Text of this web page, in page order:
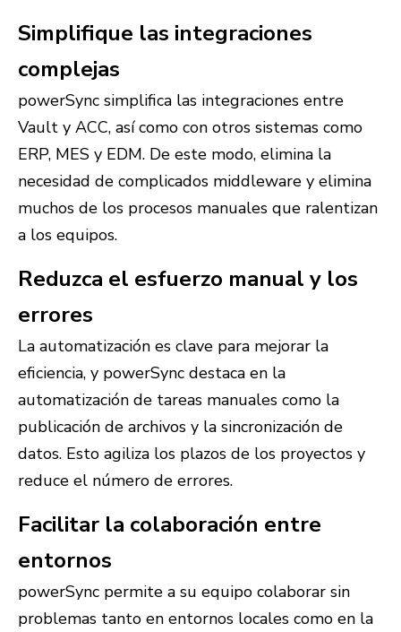
Simplifique las integraciones
complejas
powerSync simplifica las integraciones entre
Vault y ACC, así como con otros sistemas como
ERP, MES y EDM. De este modo, elimina la
necesidad de complicados middleware y elimina
muchos de los procesos manuales que ralentizan
a los equipos.
Reduzca el esfuerzo manual y los
errores
La automatización es clave para mejorar la
eficiencia, y powerSync destaca en la
automatización de tareas manuales como la
publicación de archivos y la sincronización de
datos. Esto agiliza los plazos de los proyectos y
reduce el número de errores.
Facilitar la colaboración entre
entornos
powerSync permite a su equipo colaborar sin
problemas tanto en entornos locales como en la